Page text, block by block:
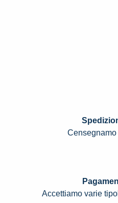
Censegnamo
Accettiamo varie